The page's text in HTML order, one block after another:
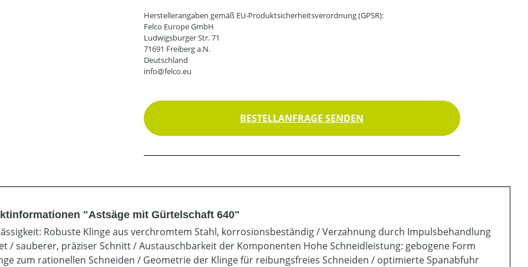
Herstellerangaben gemäß EU-Produktsicherheitsverordnung (GPSR):
Felco Europe GmbH
Ludwigsburger Str. 71
71691 Freiberg a.N.
Deutschland
info@felco.eu
BESTELLANFRAGE SENDEN
"Astsäge mit Gürtelschaft 640"
Robuste Klinge aus verchromtem Stahl, korrosionsbeständig / Verzahnung durch Impulsbehandlung
/ sauberer, präziser Schnitt / Austauschbarkeit der Komponenten Hohe Schneidleistung: gebogene Form
zum rationellen Schneiden / Geometrie der Klinge für reibungsfreies Schneiden / optimierte Spanabfuhr